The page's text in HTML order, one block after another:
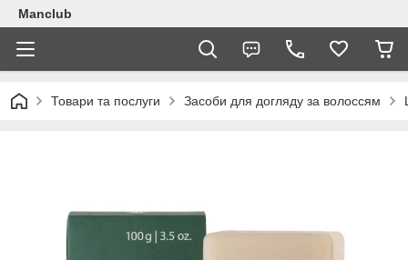
Manclub
Товари та послуги Засоби для догляду за волоссям